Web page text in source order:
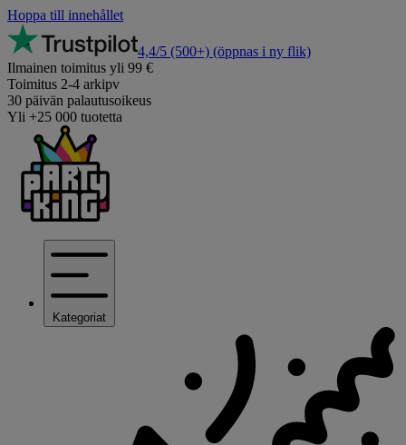
Hoppa till innehållet
4,4/5 (500+) (öppnas i ny flik)
Ilmainen toimitus yli 99 €
Toimitus 2-4 arkipv
30 päivän palautusoikeus
Yli +25 000 tuotetta
Kategoriat